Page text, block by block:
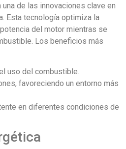
de las innovaciones clave en
Esta tecnología optimiza la
del motor mientras se
Los beneficios más
uso del combustible.
favoreciendo un entorno más
en diferentes condiciones de